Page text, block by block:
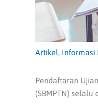
Artikel, Informasi
Pendaftaran
(SBMPTN)